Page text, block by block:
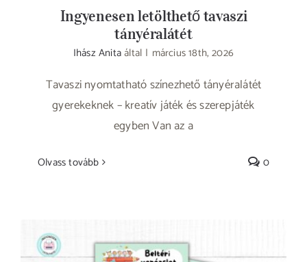
Ingyenesen letölthető tavaszi
tányéralátét
Ihász Anitaáltal | március 18th, 2026
Tavaszi nyomtatható színezhető tányéralátét
gyerekeknek – kreatív játék és szerepjáték
egyben Van az a
Olvass tovább 0